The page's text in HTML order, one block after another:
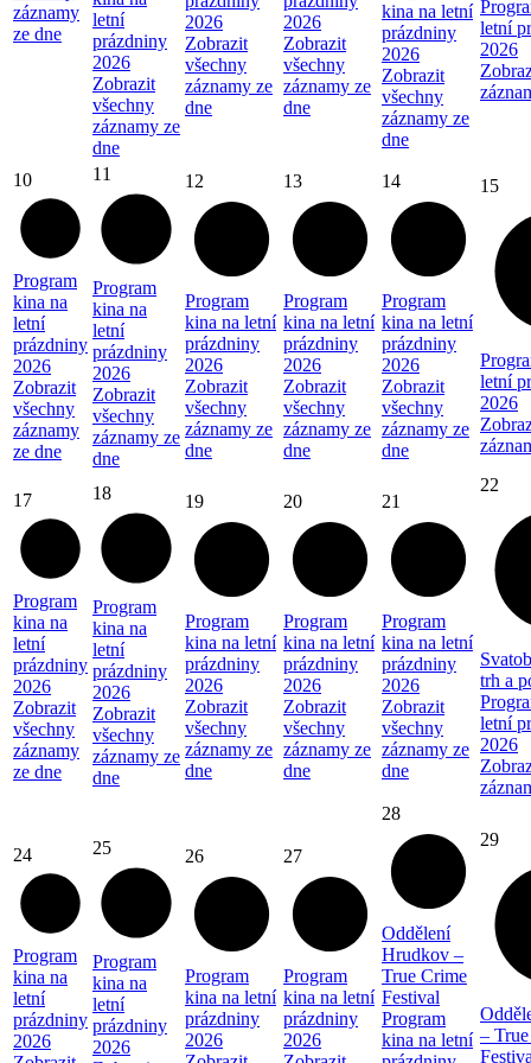
záznamy
ze dne
letní
prázdniny
2026
Zobrazit
všechny
záznamy ze
dne
2026
Zobrazit
všechny
záznamy ze
dne
2026
Zobrazit
všechny
záznamy ze
dne
kina na letní
prázdniny
2026
Zobrazit
všechny
záznamy ze
dne
letní
2026
10
Program
kina na
letní
prázdniny
2026
Zobrazit
všechny
záznamy
ze dne
11
Program
kina na
letní
prázdniny
2026
Zobrazit
všechny
záznamy ze
dne
12
Program
kina na letní
prázdniny
2026
Zobrazit
všechny
záznamy ze
dne
13
Program
kina na letní
prázdniny
2026
Zobrazit
všechny
záznamy ze
dne
14
Program
kina na letní
prázdniny
2026
Zobrazit
všechny
záznamy ze
dne
15
letní
2026
17
Program
kina na
letní
prázdniny
2026
Zobrazit
všechny
záznamy
ze dne
18
Program
kina na
letní
prázdniny
2026
Zobrazit
všechny
záznamy ze
dne
19
Program
kina na letní
prázdniny
2026
Zobrazit
všechny
záznamy ze
dne
20
Program
kina na letní
prázdniny
2026
Zobrazit
všechny
záznamy ze
dne
21
Program
kina na letní
prázdniny
2026
Zobrazit
všechny
záznamy ze
dne
22
trh a
letní
2026
24
Program
kina na
letní
prázdniny
2026
25
Program
kina na
letní
prázdniny
2026
26
Program
kina na letní
prázdniny
2026
27
Program
kina na letní
prázdniny
2026
28
Oddělení
Hrudkov –
True Crime
Festival
Program
kina na letní
29
–